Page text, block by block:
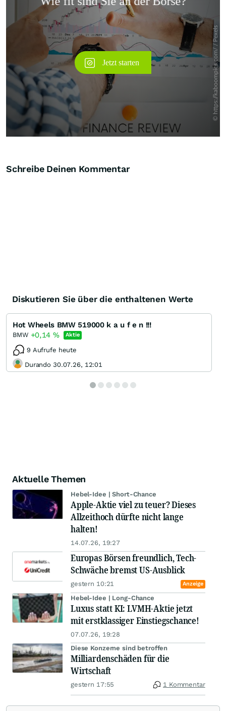
Überspringen
Schreibe Deinen Kommentar
Diskutieren Sie über die enthaltenen Werte
Hot Wheels BMW 519000 k a u f e n !!!
BMW +0,14 % Aktie
9 Aufrufe heute
Durando 30.07.26, 12:01
Aktuelle Themen
Hebel-Idee | Short-Chance
Apple-Aktie viel zu teuer? Dieses
Allzeithoch dürfte nicht lange
halten!
14.07.26, 19:27
Europas Börsen freundlich, Tech-
Schwäche bremst US-Ausblick
gestern 10:21 Anzeige
Hebel-Idee | Long-Chance
Luxus statt KI: LVMH-Aktie jetzt
mit erstklassiger Einstiegschance!
07.07.26, 19:28
Diese Konzerne sind betroffen
Milliardenschäden für die
Wirtschaft
gestern 17:55 1 Kommentar